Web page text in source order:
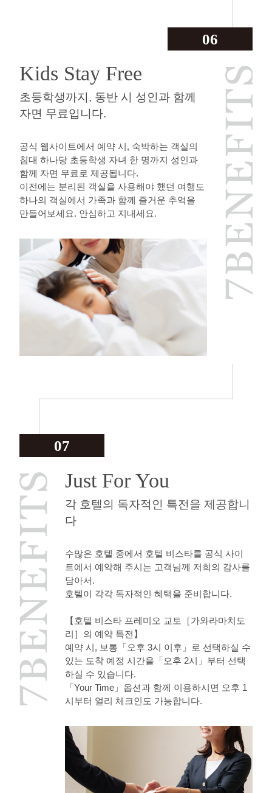
06
Kids Stay Free
초등학생까지, 동반 시 성인과 함께
자면 무료입니다.
공식 웹사이트에서 예약 시, 숙박하는 객실의
침대 하나당 초등학생 자녀 한 명까지 성인과
함께 자면 무료로 제공됩니다.
이전에는 분리된 객실을 사용해야 했던 여행도
하나의 객실에서 가족과 함께 즐거운 추억을
만들어보세요. 안심하고 지내세요.
07
Just For You
각 호텔의 독자적인 특전을 제공합니
다
수많은 호텔 중에서 호텔 비스타를 공식 사이
트에서 예약해 주시는 고객님께 저희의 감사를
담아서.
호텔이 각각 독자적인 혜택을 준비합니다.
【호텔 비스타 프레미오 교토［가와라마치도
리］의 예약 특전】
예약 시, 보통「오후 3시 이후」로 선택하실 수
있는 도착 예정 시간을「오후 2시」부터 선택
하실 수 있습니다.
「Your Time」옵션과 함께 이용하시면 오후 1
시부터 얼리 체크인도 가능합니다.